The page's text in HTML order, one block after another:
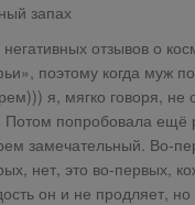
запах
отзывов о
поэтому когда муж
я, мягко говоря, не
Потом попробовала ещё
замечательный. Во-
нет, это во-первых,
он и не продляет, но